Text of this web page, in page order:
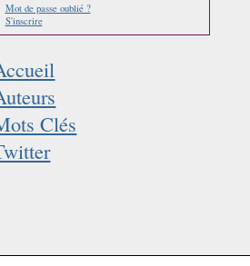
Mot de passe oublié ?
S'inscrire
Clés